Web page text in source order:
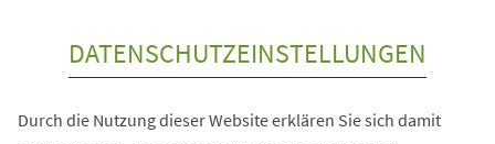
DATENSCHUTZEINSTELLUNGEN
Durch die Nutzung dieser Website erklären Sie sich damit